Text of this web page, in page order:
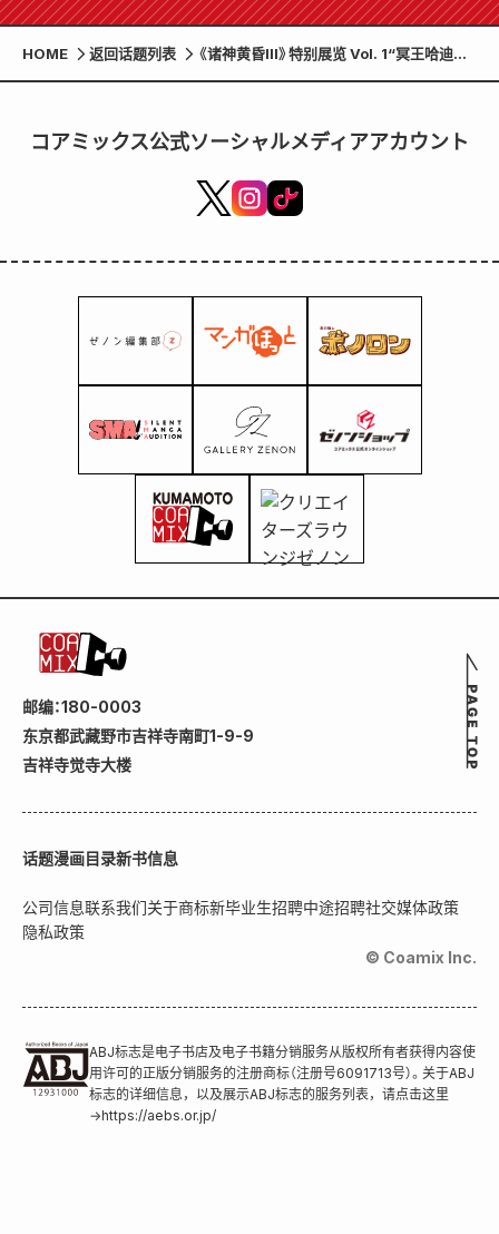
HOME 返回话题列表
《诸神黄昏III》特别展览 Vol. 1“冥王哈迪斯
对秦始皇”目前正在熊本举行！
コアミックス公式ソーシャルメディアアカウント
邮编：180-0003
东京都武藏野市吉祥寺南町1-9-9
吉祥寺觉寺大楼
话题漫画目录新书信息
公司信息联系我们关于商标新毕业生招聘中途招聘社交媒体政策
隐私政策
© Coamix Inc.
ABJ标志是电子书店及电子书籍分销服务从版权所有者获得内容使
用许可的正版分销服务的注册商标（注册号6091713号）。关于ABJ
标志的详细信息，以及展示ABJ标志的服务列表，请点击这里
→https://aebs.or.jp/